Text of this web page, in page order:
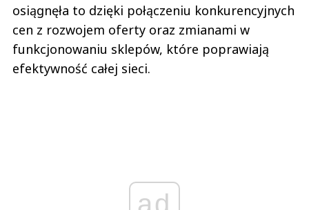
osiągnęła to dzięki połączeniu konkurencyjnych
cen z rozwojem oferty oraz zmianami w
funkcjonowaniu sklepów, które poprawiają
efektywność całej sieci.